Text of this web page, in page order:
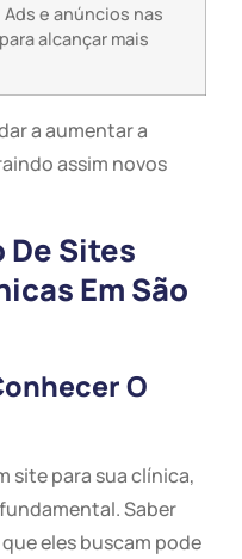
e anúncios nas
alcançar mais
a aumentar a
assim novos
Sites
Em São
O
site para sua clínica,
Saber
eles buscam pode